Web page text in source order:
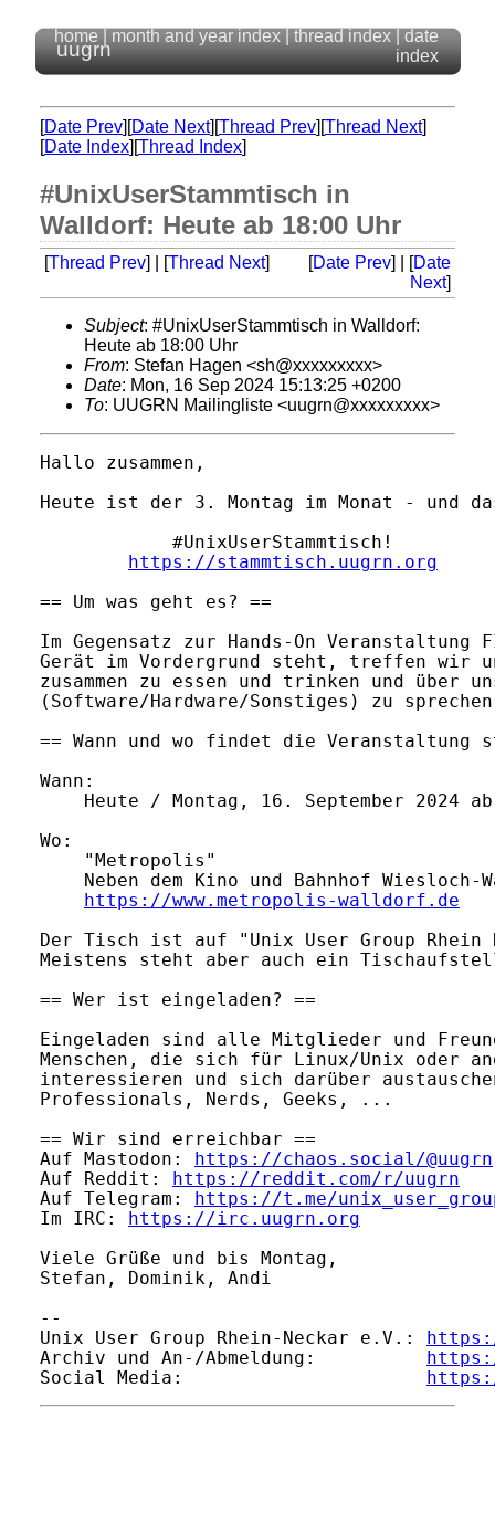
uugrn
home month and year index thread index
date
index
[Date Prev][Date Next][Thread Prev][Thread Next]
[Date Index][Thread Index]
#UnixUserStammtisch in
Walldorf: Heute ab 18:00 Uhr
[Thread Prev] | [Thread Next] [Date Prev] | [Date
Next]
Subject: #UnixUserStammtisch in Walldorf:
Heute ab 18:00 Uhr
From: Stefan Hagen <sh@xxxxxxxxx>
Date: Mon, 16 Sep 2024 15:13:25 +0200
To: UUGRN Mailingliste <uugrn@xxxxxxxxx>
Hallo zusammen,
Heute ist der 3. Montag im Monat - und
            #UnixUserStammtisch!
https://stammtisch.uugrn.org
== Um was geht es? ==
Im Gegensatz zur Hands-On Veranstaltung
Gerät im Vordergrund steht, treffen wir
zusammen zu essen und trinken und über
(Software/Hardware/Sonstiges) zu
== Wann und wo findet die Veranstaltung
Wann:
Heute / Montag, 16. September 2024
Wo:
    "Metropolis"
Neben dem Kino und Bahnhof Wiesloch-
https://www.metropolis-walldorf.de
Der Tisch ist auf "Unix User Group
Meistens steht aber auch ein
== Wer ist eingeladen? ==
Eingeladen sind alle Mitglieder und
Menschen, die sich für Linux/Unix oder
interessieren und sich darüber
Professionals, Nerds, Geeks, ...
== Wir sind erreichbar ==
Auf Mastodon:
https://chaos.social/@uugrn
Auf Reddit:
https://reddit.com/r/uugrn
Auf Telegram:
https://t.me/
Im IRC:
https://irc.uugrn.org
Viele Grüße und bis Montag,
Stefan, Dominik, Andi
--
Unix User Group Rhein-Neckar e.V.:
Archiv und An-/Abmeldung:
Social Media: